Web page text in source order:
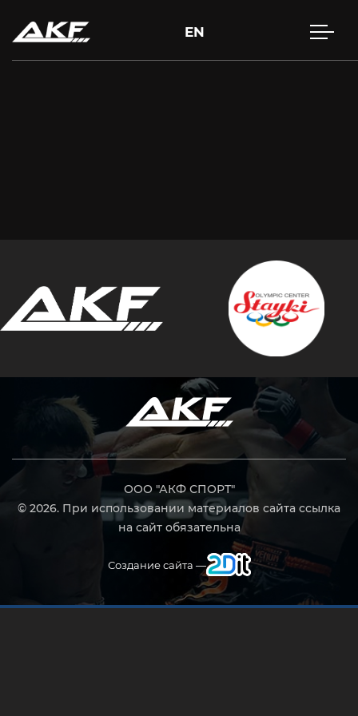
EN
ООО "АКФ СПОРТ"
© 2026. При использовании материалов сайта ссылка
на сайт обязательна
Создание сайта —